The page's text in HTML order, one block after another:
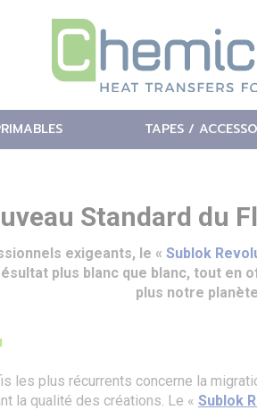
TAPES /
Standard du
exigeants, le « Sublok
plus blanc que blanc, tout en
plus notre
les plus récurrents concerne la
la qualité des créations. Le « Sublok